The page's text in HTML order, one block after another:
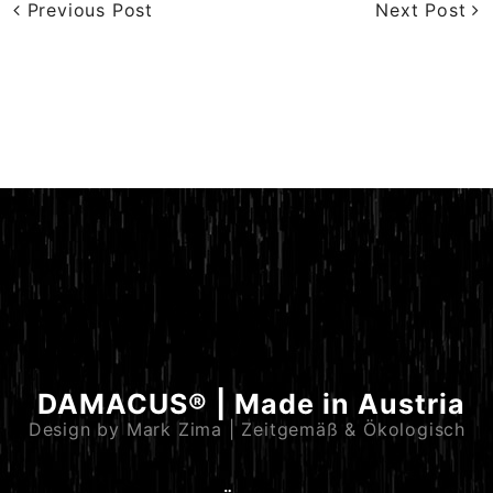
Previous Post Next Post
DAMACUS® | Made in Austria
Design by Mark Zima | Zeitgemäß & Ökologisch